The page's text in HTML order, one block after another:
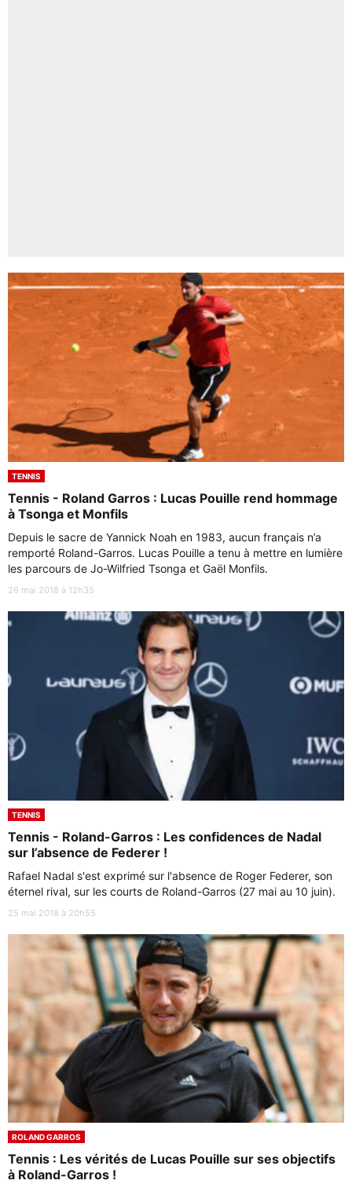
TENNIS
Tennis - Roland Garros : Lucas Pouille rend hommage
à Tsonga et Monfils
Depuis le sacre de Yannick Noah en 1983, aucun français n’a
remporté Roland-Garros. Lucas Pouille a tenu à mettre en lumière
les parcours de Jo-Wilfried Tsonga et Gaël Monfils.
26 mai 2018 à 12h35
TENNIS
Tennis - Roland-Garros : Les confidences de Nadal
sur l’absence de Federer !
Rafael Nadal s'est exprimé sur l'absence de Roger Federer, son
éternel rival, sur les courts de Roland-Garros (27 mai au 10 juin).
25 mai 2018 à 20h55
ROLAND GARROS
Tennis : Les vérités de Lucas Pouille sur ses objectifs
à Roland-Garros !